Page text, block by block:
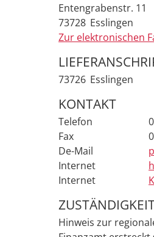
Entengrabenstr. 11
73728 Esslingen
Zur elektronischen
73726 Esslingen
KONTAKT
Telefon
Fax
De-Mail
Internet
Internet
Hinweis zur